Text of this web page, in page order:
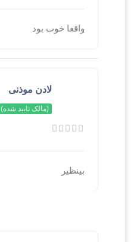
واقعا خوب بود
لادن موذنی
(مالک تایید شده)
بینظیر